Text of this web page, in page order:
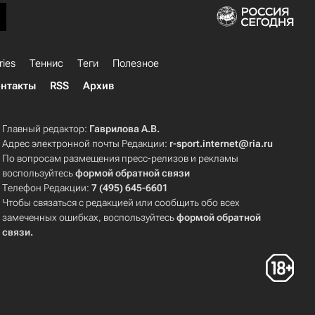
Теннис Теги
Полезное
RSS Архив
Главный редактор: Гаврилова А.В.
Адрес электронной почты Редакции: r-sport.internet@ria.ru
По вопросам размещения пресс-релизов и рекламы
воспользуйтесьформой обратной связи
Телефон Редакции:7 (495) 645-6601
Чтобы связаться с редакцией или сообщить обо всех
замеченных ошибках, воспользуйтесьформой обратной
связи.